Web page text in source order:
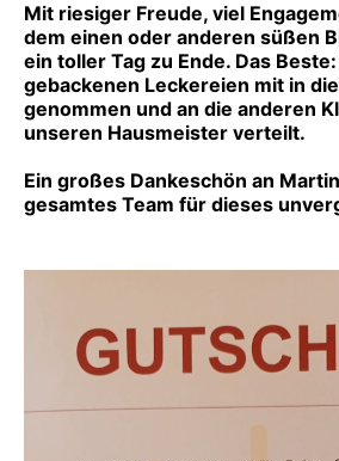
Mit riesiger Freude, viel
dem einen oder anderen süßen
ein toller Tag zu Ende. Das
gebackenen Leckereien mit in
genommen und an die anderen
unseren Hausmeister verteilt.
Ein großes Dankeschön an
gesamtes Team für dieses